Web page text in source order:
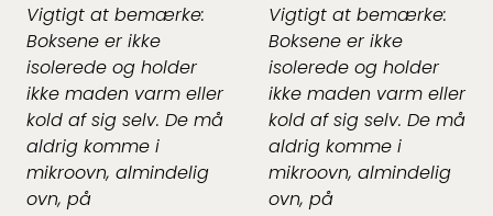
Vigtigt at bemærke:
Boksene er ikke
isolerede og holder
ikke maden varm eller
kold af sig selv. De må
aldrig komme i
mikroovn, almindelig
ovn, på
Vigtigt at bemærke:
Boksene er ikke
isolerede og holder
ikke maden varm eller
kold af sig selv. De må
aldrig komme i
mikroovn, almindelig
ovn, på